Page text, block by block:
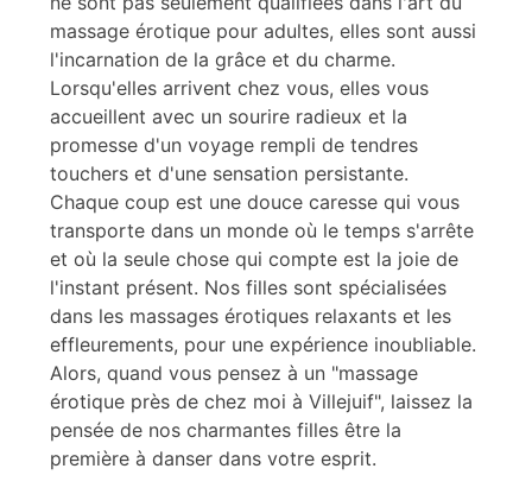
massage érotique pour adultes, elles sont aussi
l'incarnation de la grâce et du charme.
Lorsqu'elles arrivent chez vous, elles vous
accueillent avec un sourire radieux et la
promesse d'un voyage rempli de tendres
touchers et d'une sensation persistante.
Chaque coup est une douce caresse qui vous
transporte dans un monde où le temps s'arrête
et où la seule chose qui compte est la joie de
l'instant présent. Nos filles sont spécialisées
dans les massages érotiques relaxants et les
effleurements, pour une expérience inoubliable.
Alors, quand vous pensez à un "massage
érotique près de chez moi à Villejuif", laissez la
pensée de nos charmantes filles être la
première à danser dans votre esprit.